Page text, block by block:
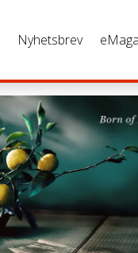
Nyhetsbrev